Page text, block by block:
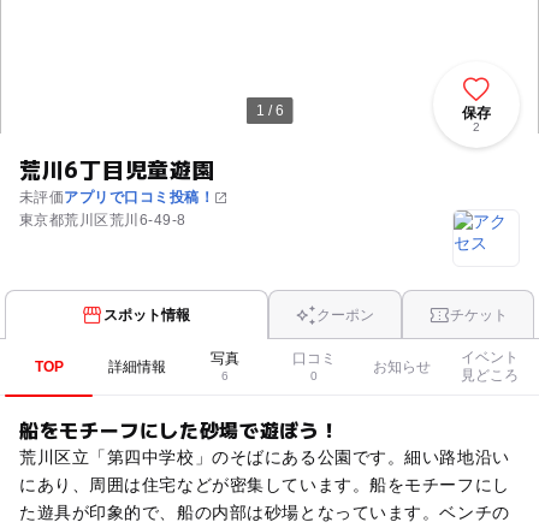
1 / 6
荒川6丁目児童遊園
未評価アプリで口コミ投稿！
東京都荒川区荒川6-49-8
保存
2
スポット情報 クーポン チケット
TOP 詳細情報 写真
6
口コミ
0
お知らせ
イベント
見どころ
船をモチーフにした砂場で遊ぼう！
荒川区立「第四中学校」のそばにある公園です。細い路地沿い
にあり、周囲は住宅などが密集しています。船をモチーフにし
た遊具が印象的で、船の内部は砂場となっています。ベンチの